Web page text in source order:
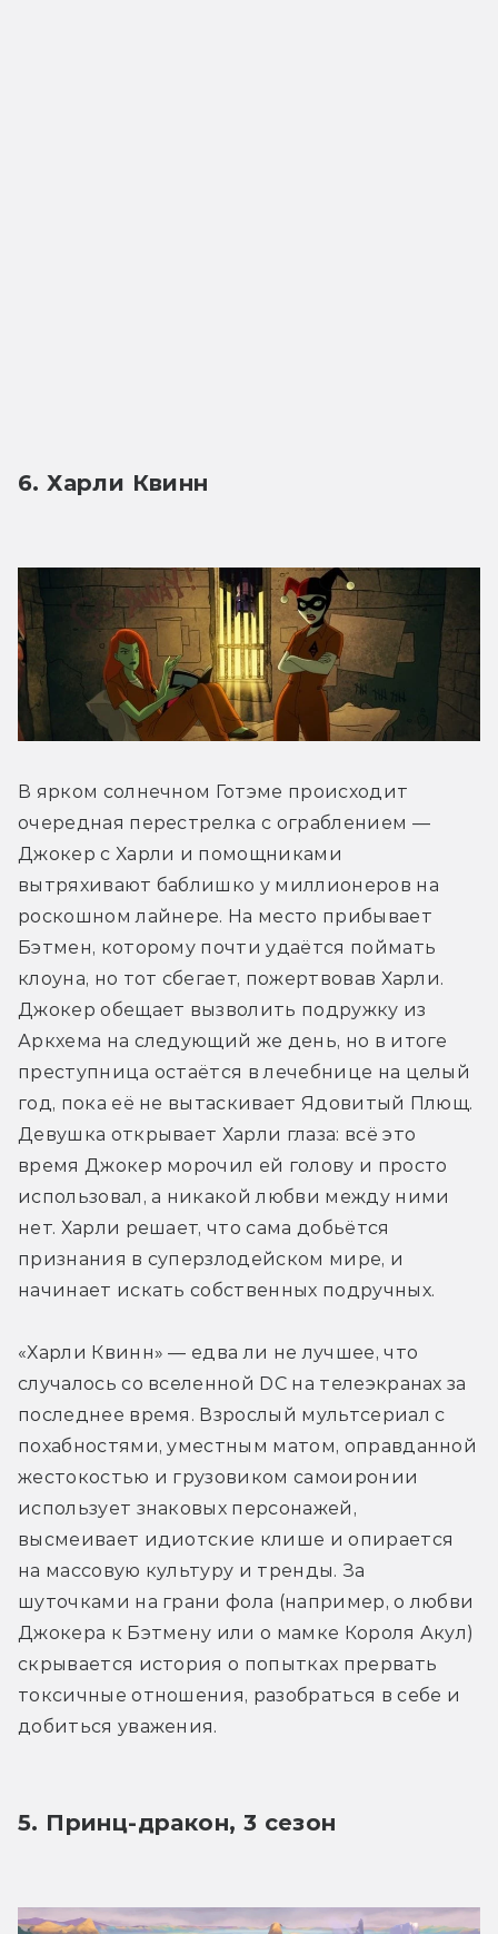
6. Харли Квинн
В ярком солнечном Готэме происходит
очередная перестрелка с ограблением —
Джокер с Харли и помощниками
вытряхивают баблишко у миллионеров на
роскошном лайнере. На место прибывает
Бэтмен, которому почти удаётся поймать
клоуна, но тот сбегает, пожертвовав Харли.
Джокер обещает вызволить подружку из
Аркхема на следующий же день, но в итоге
преступница остаётся в лечебнице на целый
год, пока её не вытаскивает Ядовитый Плющ.
Девушка открывает Харли глаза: всё это
время Джокер морочил ей голову и просто
использовал, а никакой любви между ними
нет. Харли решает, что сама добьётся
признания в суперзлодейском мире, и
начинает искать собственных подручных.
«Харли Квинн» — едва ли не лучшее, что
случалось со вселенной DC на телеэкранах за
последнее время. Взрослый мультсериал с
похабностями, уместным матом, оправданной
жестокостью и грузовиком самоиронии
использует знаковых персонажей,
высмеивает идиотские клише и опирается
на массовую культуру и тренды. За
шуточками на грани фола (например, о любви
Джокера к Бэтмену или о мамке Короля Акул)
скрывается история о попытках прервать
токсичные отношения, разобраться в себе и
добиться уважения.
5. Принц-дракон, 3 сезон